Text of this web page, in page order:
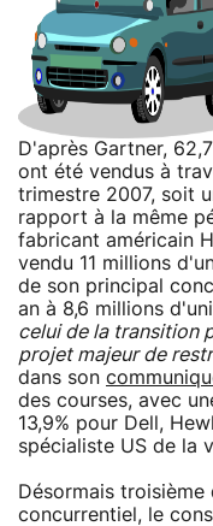
D'après Gartner,
ont été vendus à
trimestre 2007, soit
rapport à la même
fabricant américain
vendu 11 millions
de son principal
an à 8,6 millions
celui de la transition
projet majeur de
dans son
des courses, avec
13,9% pour Dell,
spécialiste US de la
Désormais
concurrentiel, le